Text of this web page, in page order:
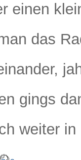
einen
das
gings
weiter